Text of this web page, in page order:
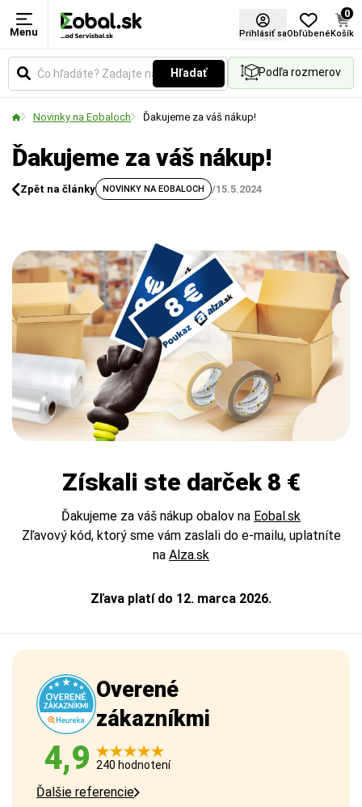
Menu Prihlásiť saObľúbené
0
Košík
Hľadať Podľa rozmerov
Novinky na Eobaloch Ďakujeme za váš nákup!
Ďakujeme za váš nákup!
Zpět na články NOVINKY NA EOBALOCH /15.5.2024
Získali ste darček 8 €
Ďakujeme za váš nákup obalov na Eobal.sk
Zľavový kód, ktorý sme vám zaslali do e-mailu, uplatníte
na Alza.sk
Zľava platí do 12. marca 2026.
Overené
zákazníkmi
4,9 240 hodnotení
Ďalšie referencie